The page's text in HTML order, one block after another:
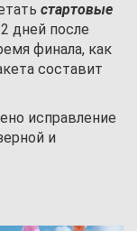
стартовые
дней после
финала, как
составит
исправление
и